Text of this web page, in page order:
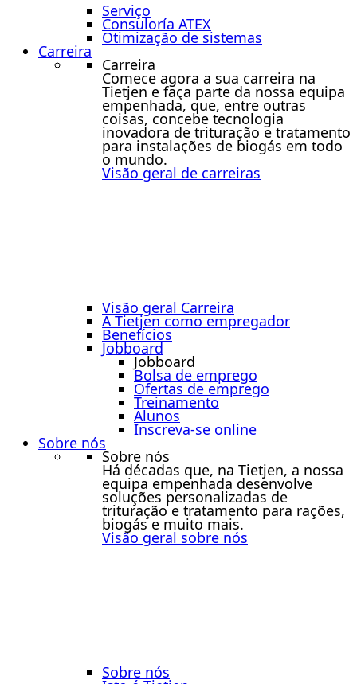
Serviço
Consuloría ATEX
Otimização de sistemas
Carreira
Carreira
Comece agora a sua carreira na
Tietjen e faça parte da nossa equipa
empenhada, que, entre outras
coisas, concebe tecnologia
inovadora de trituração e tratamento
para instalações de biogás em todo
o mundo.
Visão geral de carreiras
Visão geral Carreira
A Tietjen como empregador
Benefícios
Jobboard
Jobboard
Bolsa de emprego
Ofertas de emprego
Treinamento
Alunos
Inscreva-se online
Sobre nós
Sobre nós
Há décadas que, na Tietjen, a nossa
equipa empenhada desenvolve
soluções personalizadas de
trituração e tratamento para rações,
biogás e muito mais.
Visão geral sobre nós
Sobre nós